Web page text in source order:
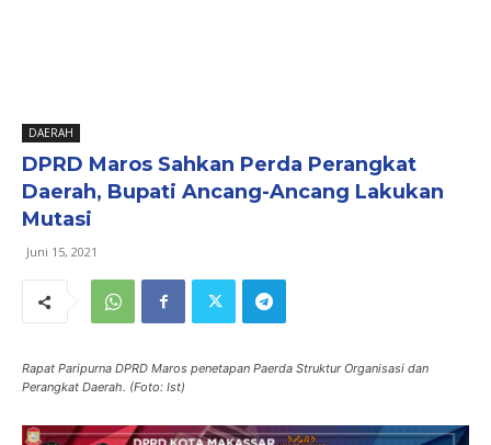
DAERAH
DPRD Maros Sahkan Perda Perangkat
Daerah, Bupati Ancang-Ancang Lakukan
Mutasi
Juni 15, 2021
Rapat Paripurna DPRD Maros penetapan Paerda Struktur Organisasi dan
Perangkat Daerah. (Foto: Ist)